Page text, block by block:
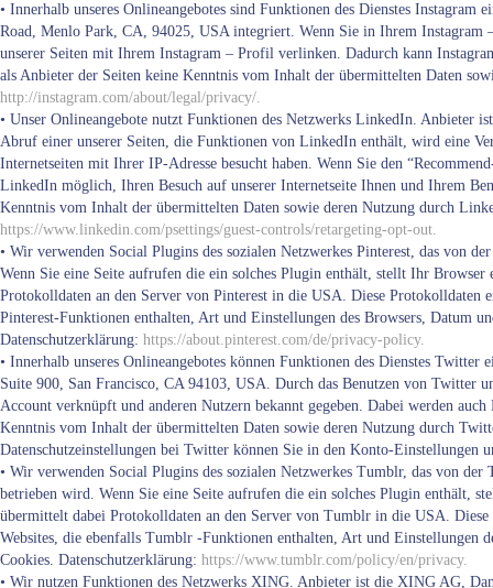
• Innerhalb unseres Onlineangebotes sind Funktionen des Dienstes
Road, Menlo Park, CA, 94025, USA integriert. Wenn Sie in Ihrem Instagram
unserer Seiten mit Ihrem Instagram – Profil verlinken. Dadurch kann
als Anbieter der Seiten keine Kenntnis vom Inhalt der übermittelten Daten
http://instagram.com/about/legal/privacy/.
• Unser Onlineangebote nutzt Funktionen des Netzwerks LinkedIn.
Abruf einer unserer Seiten, die Funktionen von LinkedIn enthält, wird eine
Internetseiten mit Ihrer IP-Adresse besucht haben. Wenn Sie den
LinkedIn möglich, Ihren Besuch auf unserer Internetseite Ihnen und Ihrem
Kenntnis vom Inhalt der übermittelten Daten sowie deren Nutzung durch
https://www.linkedin.com/psettings/guest-controls/retargeting-opt-out.
• Wir verwenden Social Plugins des sozialen Netzwerkes Pinterest, das von
Wenn Sie eine Seite aufrufen die ein solches Plugin enthält, stellt Ihr
Protokolldaten an den Server von Pinterest in die USA. Diese Protokolldaten
Pinterest-Funktionen enthalten, Art und Einstellungen des Browsers, Datum
Datenschutzerklärung: https://about.pinterest.com/de/privacy-policy.
• Innerhalb unseres Onlineangebotes können Funktionen des Dienstes
Suite 900, San Francisco, CA 94103, USA. Durch das Benutzen von Twitter
Account verknüpft und anderen Nutzern bekannt gegeben. Dabei werden
Kenntnis vom Inhalt der übermittelten Daten sowie deren Nutzung durch
Datenschutzeinstellungen bei Twitter können Sie in den Konto-Einstellungen
• Wir verwenden Social Plugins des sozialen Netzwerkes Tumblr, das von
betrieben wird. Wenn Sie eine Seite aufrufen die ein solches Plugin enthält,
übermittelt dabei Protokolldaten an den Server von Tumblr in die USA.
Websites, die ebenfalls Tumblr -Funktionen enthalten, Art und Einstellungen
Cookies. Datenschutzerklärung: https://www.tumblr.com/policy/en/privacy.
• Wir nutzen Funktionen des Netzwerks XING. Anbieter ist die XING AG,